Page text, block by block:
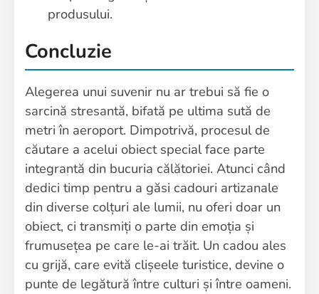
produsului.
Concluzie
Alegerea unui suvenir nu ar trebui să fie o
sarcină stresantă, bifată pe ultima sută de
metri în aeroport. Dimpotrivă, procesul de
căutare a acelui obiect special face parte
integrantă din bucuria călătoriei. Atunci când
dedici timp pentru a găsi cadouri artizanale
din diverse colțuri ale lumii, nu oferi doar un
obiect, ci transmiți o parte din emoția și
frumusețea pe care le-ai trăit. Un cadou ales
cu grijă, care evită clișeele turistice, devine o
punte de legătură între culturi și între oameni.